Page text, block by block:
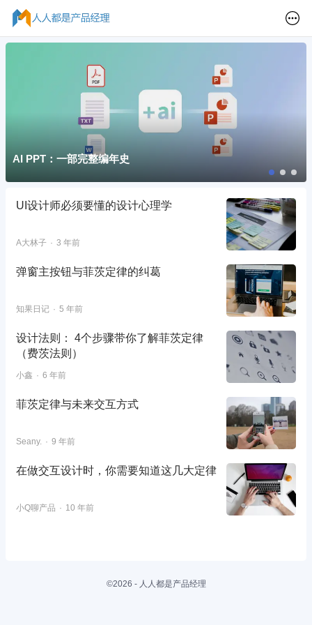
AI PPT：一部完整编年史
UI设计师必须要懂的设计心理学
A大林子 3 年前
弹窗主按钮与菲茨定律的纠葛
知果日记 5 年前
设计法则： 4个步骤带你了解菲茨定律
（费茨法则）
小鑫 6 年前
菲茨定律与未来交互方式
Seany. 9 年前
在做交互设计时，你需要知道这几大定律
小Q聊产品 10 年前
©2026 - 人人都是产品经理